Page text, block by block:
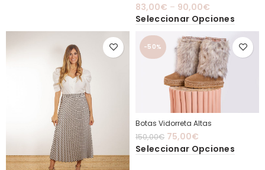
83,00€ – 90,00€
Seleccionar Opciones
-50%
Botas Vidorreta Altas
150,00€ 75,00€
Seleccionar Opciones